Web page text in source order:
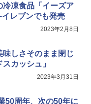
ーオーブン ヘルシオ
ク 30L 2段調理 コンベ
機能
冷凍食品「イーズア
レブンでも発売
2023年2月8日
しさそのまま閉じ
カッシュ」
2023年3月31日
50周年、次の50年に